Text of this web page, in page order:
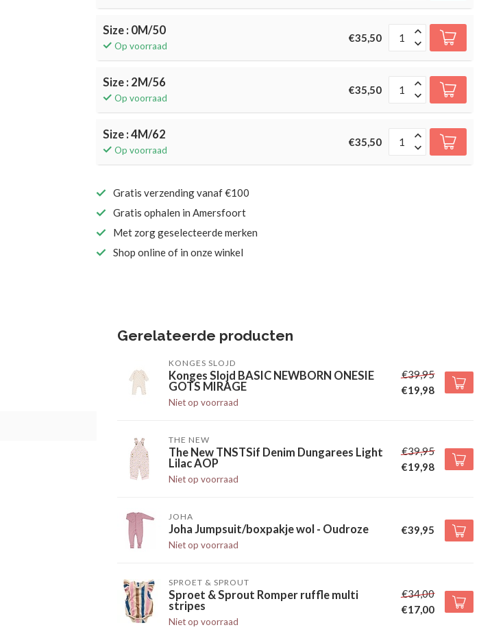
Size : 0M/50
Op voorraad
€35,50
Size : 2M/56
Op voorraad
€35,50
Size : 4M/62
Op voorraad
€35,50
Gratis verzending vanaf €100
Gratis ophalen in Amersfoort
Met zorg geselecteerde merken
Shop online of in onze winkel
Gerelateerde producten
KONGES SLOJD
Konges Slojd BASIC NEWBORN ONESIE
GOTS MIRAGE
Niet op voorraad
€39,95
€19,98
THE NEW
The New TNSTSif Denim Dungarees Light
Lilac AOP
Niet op voorraad
€39,95
€19,98
JOHA
Joha Jumpsuit/boxpakje wol - Oudroze
Niet op voorraad
€39,95
SPROET & SPROUT
Sproet & Sprout Romper ruffle multi
stripes
Niet op voorraad
€34,00
€17,00